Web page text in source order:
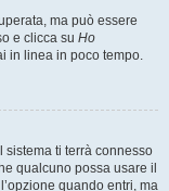
ma può essere
e clicca su Ho
in linea in poco tempo.
sistema ti terrà connesso
qualcuno possa usare il
quando entri, ma